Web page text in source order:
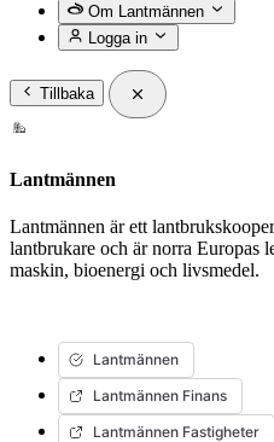
Om Lantmännen
Logga in
Tillbaka
Lantmännen
Lantmännen är ett
lantbrukare och är norra Europas
maskin, bioenergi och livsmedel.
Lantmännen
Lantmännen Finans
Lantmännen Fastigheter